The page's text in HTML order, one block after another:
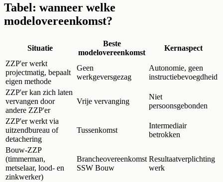
Tabel: wanneer welke
modelovereenkomst?
Situatie
Beste
modelovereenkomst
Kernaspect
ZZP'er werkt
projectmatig, bepaalt
eigen methode
Geen
werkgeversgezag
Autonomie, geen
instructiebevoegdheid
ZZP'er kan zich laten
vervangen door
andere ZZP'er
Vrije vervanging
Niet
persoonsgebonden
ZZP'er werkt via
uitzendbureau of
detachering
Tussenkomst
Intermediair
betrokken
Bouw-ZZP
(timmerman,
metselaar, lood- en
zinkwerker)
Brancheovereenkomst
SSW Bouw
Resultaatverplichting
werk